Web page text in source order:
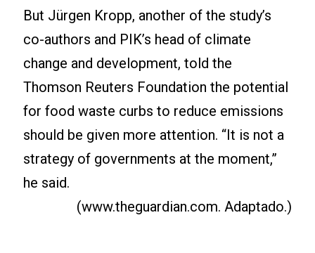
But Jürgen Kropp, another of the study’s
co-authors and PIK’s head of climate
change and development, told the
Thomson Reuters Foundation the potential
for food waste curbs to reduce emissions
should be given more attention. “It is not a
strategy of governments at the moment,”
he said.
(www.theguardian.com. Adaptado.)